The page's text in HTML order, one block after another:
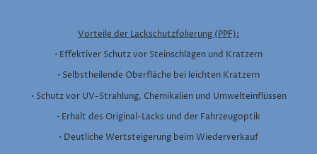
Vorteile der Lackschutzfolierung (PPF):
• Effektiver Schutz vor Steinschlägen und Kratzern
• Selbstheilende Oberfläche bei leichten Kratzern
• Schutz vor UV-Strahlung, Chemikalien und Umwelteinflüssen
• Erhalt des Original-Lacks und der Fahrzeugoptik
• Deutliche Wertsteigerung beim Wiederverkauf